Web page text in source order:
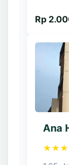
Rp
Ana
★★★